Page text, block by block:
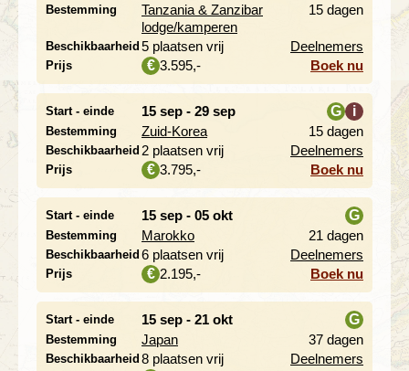
Bestemming
Tanzania & Zanzibar
lodge/kamperen
15 dagen
Beschikbaarheid 5 plaatsen vrij Deelnemers
Prijs € 3.595,- Boek nu
Start - einde 15 sep - 29 sep
Bestemming Zuid-Korea
G
i
15 dagen
Beschikbaarheid 2 plaatsen vrij Deelnemers
Prijs € 3.795,- Boek nu
Start - einde 15 sep - 05 okt
Bestemming Marokko
G
21 dagen
Beschikbaarheid 6 plaatsen vrij Deelnemers
Prijs € 2.195,- Boek nu
Start - einde 15 sep - 21 okt
Bestemming Japan
G
37 dagen
Beschikbaarheid 8 plaatsen vrij Deelnemers